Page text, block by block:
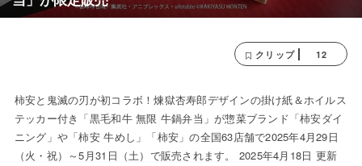
クリップ 12
柿安と鬼滅の刃が初コラボ！煉獄杏寿郎デザインの掛け紙＆ホイルス
テッカー付き「黒毛和牛 無限 牛鍋弁当」が惣菜ブランド「柿安ダイ
ニング」や「柿安 牛めし」「柿安」の全国63店舗で2025年4月29日
（火・祝）～5月31日（土）で販売されます。 2025年4月18日 更新